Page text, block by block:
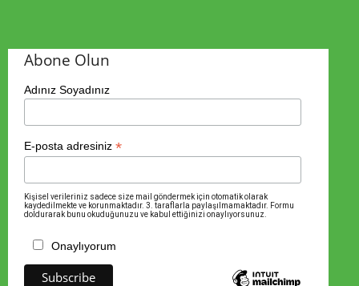
Abone Olun
Adınız Soyadınız
E-posta adresiniz *
Kişisel verileriniz sadece size mail göndermek için otomatik olarak
kaydedilmekte ve korunmaktadır. 3. taraflarla paylaşılmamaktadır. Formu
doldurarak bunu okuduğunuzu ve kabul ettiğinizi onaylıyorsunuz.
Onaylıyorum